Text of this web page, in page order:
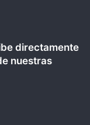
directamente
nuestras